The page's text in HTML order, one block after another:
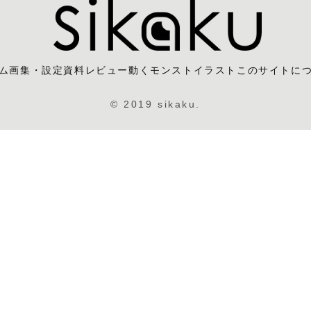
画集・設定資料レビュー動くモンストイラスト このサイトに
© 2019 sikaku.